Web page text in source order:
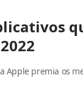
Apple premia os